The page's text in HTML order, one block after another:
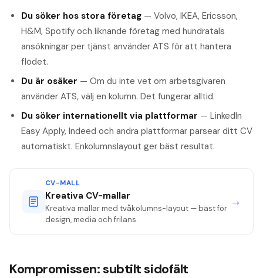
Du söker hos stora företag — Volvo, IKEA, Ericsson,
H&M, Spotify och liknande företag med hundratals
ansökningar per tjänst använder ATS för att hantera
flödet.
Du är osäker — Om du inte vet om arbetsgivaren
använder ATS, välj en kolumn. Det fungerar alltid.
Du söker internationellt via plattformar — LinkedIn
Easy Apply, Indeed och andra plattformar parsear ditt CV
automatiskt. Enkolumnslayout ger bäst resultat.
CV-MALL
Kreativa CV-mallar
Kreativa mallar med tvåkolumns-layout — bäst för
design, media och frilans.
→
Kompromissen: subtilt sidofält